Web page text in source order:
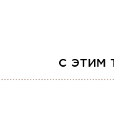
С ЭТИМ